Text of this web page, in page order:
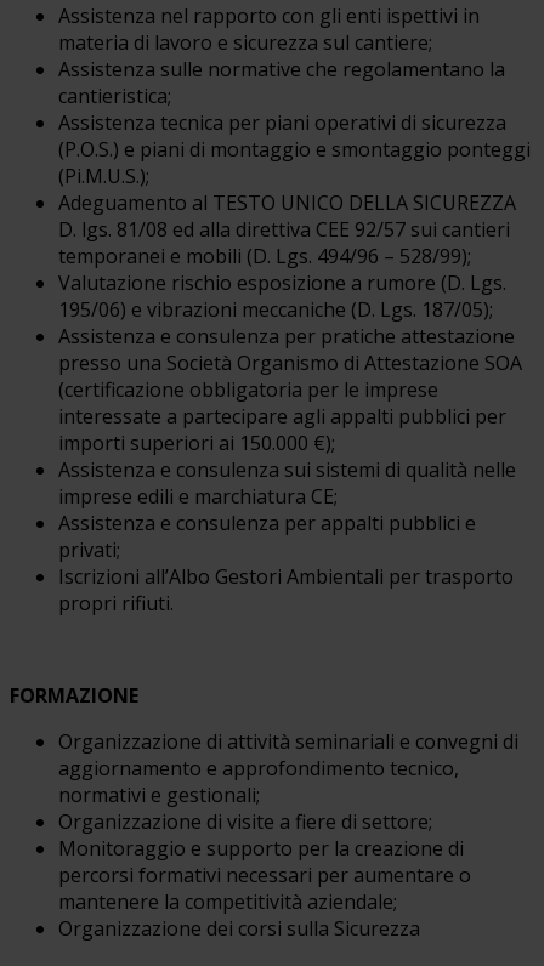
Assistenza nel rapporto con gli enti ispettivi in
materia di lavoro e sicurezza sul cantiere;
Assistenza sulle normative che regolamentano la
cantieristica;
Assistenza tecnica per piani operativi di sicurezza
(P.O.S.) e piani di montaggio e smontaggio ponteggi
(Pi.M.U.S.);
Adeguamento al TESTO UNICO DELLA SICUREZZA
D. lgs. 81/08 ed alla direttiva CEE 92/57 sui cantieri
temporanei e mobili (D. Lgs. 494/96 – 528/99);
Valutazione rischio esposizione a rumore (D. Lgs.
195/06) e vibrazioni meccaniche (D. Lgs. 187/05);
Assistenza e consulenza per pratiche attestazione
presso una Società Organismo di Attestazione SOA
(certificazione obbligatoria per le imprese
interessate a partecipare agli appalti pubblici per
importi superiori ai 150.000 €);
Assistenza e consulenza sui sistemi di qualità nelle
imprese edili e marchiatura CE;
Assistenza e consulenza per appalti pubblici e
privati;
Iscrizioni all’Albo Gestori Ambientali per trasporto
propri rifiuti.
FORMAZIONE
Organizzazione di attività seminariali e convegni di
aggiornamento e approfondimento tecnico,
normativi e gestionali;
Organizzazione di visite a fiere di settore;
Monitoraggio e supporto per la creazione di
percorsi formativi necessari per aumentare o
mantenere la competitività aziendale;
Organizzazione dei corsi sulla Sicurezza